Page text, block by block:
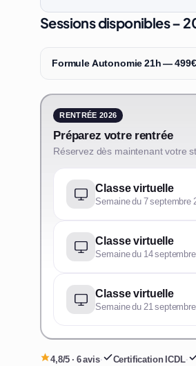
Sessions disponibles –
Formule Autonomie 21h — 499€
RENTRÉE 2026
Préparez votre rentrée
Réservez dès maintenant votre
Classe virtuelle
Semaine du 7 septembre
Classe virtuelle
Semaine du 14
Classe virtuelle
Semaine du 21
4,8/5 · 6 avis· Certification ICDL·